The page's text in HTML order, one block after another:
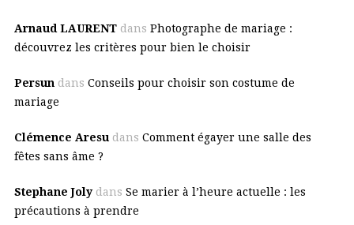
Arnaud LAURENT dans Photographe de mariage :
découvrez les critères pour bien le choisir
Persun dans Conseils pour choisir son costume de
mariage
Clémence Aresu dans Comment égayer une salle des
fêtes sans âme ?
Stephane Jolydans Se marier à l’heure actuelle : les
précautions à prendre